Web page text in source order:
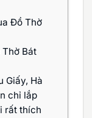
Đồ Thờ
Bát
Giấy, Hà
chỉ lắp
rất thích